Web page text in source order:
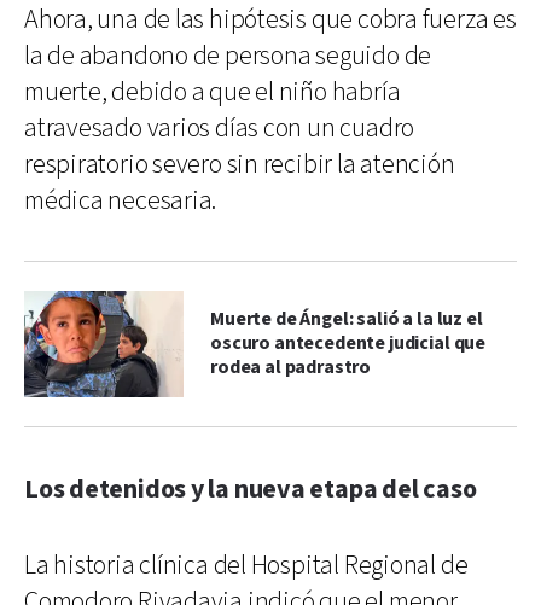
Ahora, una de las hipótesis que cobra fuerza es
la de abandono de persona seguido de
muerte, debido a que el niño habría
atravesado varios días con un cuadro
respiratorio severo sin recibir la atención
médica necesaria.
Muerte de Ángel: salió a la luz el
oscuro antecedente judicial que
rodea al padrastro
Los detenidos y la nueva etapa del caso
La historia clínica del Hospital Regional de